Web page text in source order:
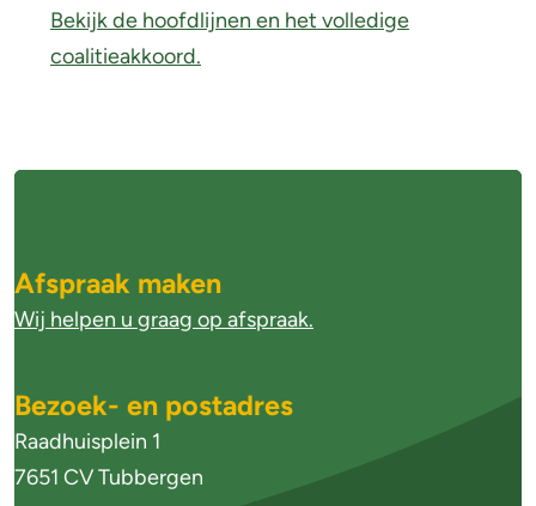
i
n
h
o
o
Bekijk de hoofdlijnen en het volledige
coalitieakkoord.
g
e
e
n
e
Afspraak maken
Wij helpen u graag op afspraak.
Bezoek- en postadres
Raadhuisplein 1
7651 CV Tubbergen